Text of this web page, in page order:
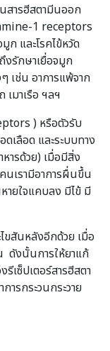
ารฮีสตามีนออก
1 receptors
ก และโรคไข้หวัด
งรักษาเยื่อจมูก
เช่น อาการแพ้จาก
เมาเรือ ฯลฯ
) หรือตัวรับ
เลือด และระบบทาง
หารด้วย) เมื่อมีสิ่ง
นเรามีอาการผื่นขึ้น
ายใจแคบลง มีไข้ มี
สันหลังอีกด้วย เมื่อ
ดังนั้นการให้ยาแก้
เซ็ปเตอร์สารฮีสตา
ารกระวนกระวาย